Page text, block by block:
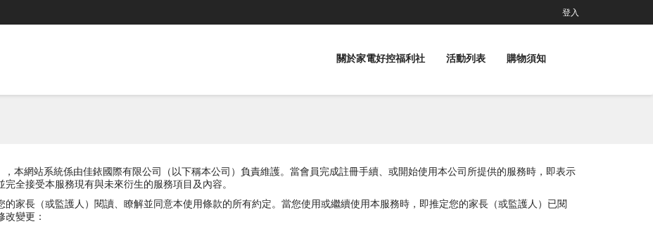
登入
關於家電好控福利社 活動列表 購物須知
本網站系統係由佳銥國際有限公司（以下稱本公司）負責維護。當會員完成註冊手續、或開始使用本公司所提供的服務時，即表示
全接受本服務現有與未來衍生的服務項目及內容。
家長（或監護人）閱讀、瞭解並同意本使用條款的所有約定。當您使用或繼續使用本服務時，即推定您的家長（或監護人）已閱
變更：